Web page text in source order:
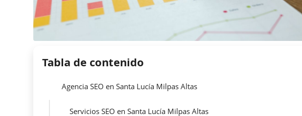
Tabla de contenido
Agencia SEO en Santa Lucía Milpas Altas
Servicios SEO en Santa Lucía Milpas Altas